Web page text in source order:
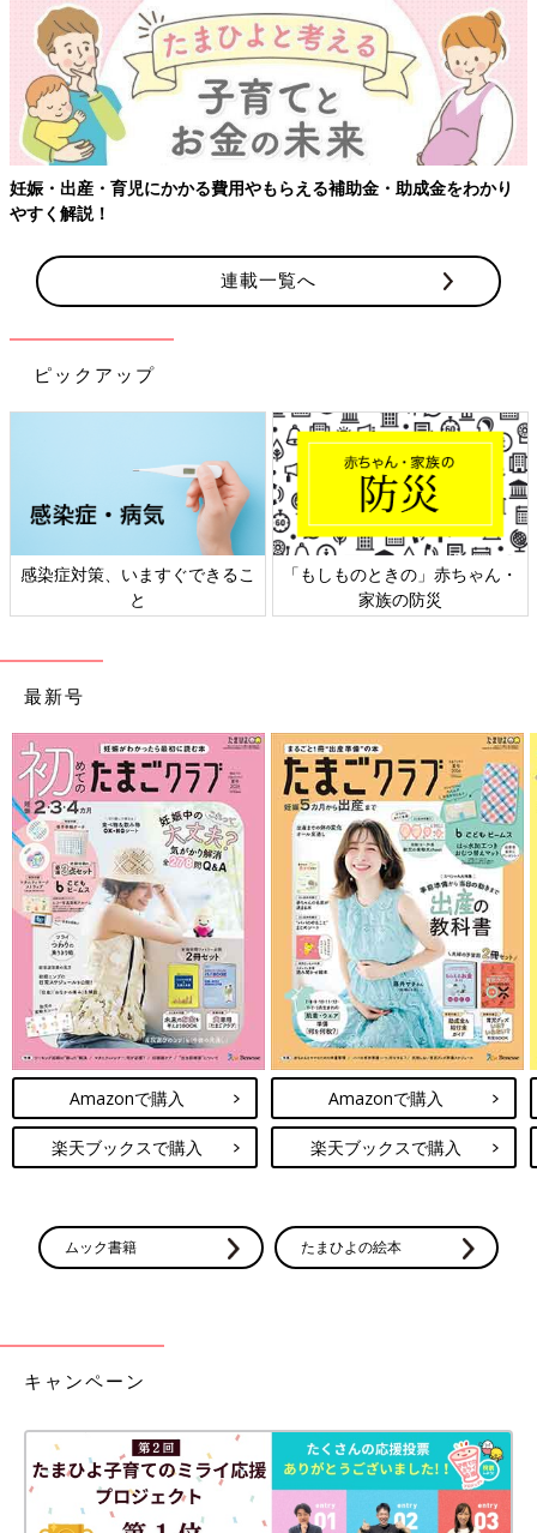
【ワクチン接種できるものも】妊婦の感染症対策、知っておいて！
連載一覧へ
ピックアップ
日本外来小児科学会リーフレッ
ト検討会
六星占術 細木かおりさんの人生
相談
最新号
Amazonで購入
楽天ブックスで購入
Amazonで購入
楽天ブックスで購入
ムック書籍 たまひよの絵本
キャンペーン